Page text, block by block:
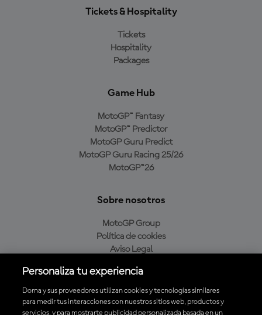
Tickets & Hospitality
Tickets
Hospitality
Packages
Game Hub
MotoGP™ Fantasy
MotoGP™ Predictor
MotoGP Guru Predict
MotoGP Guru Racing 25/26
MotoGP™26
Sobre nosotros
MotoGP Group
Política de cookies
Aviso Legal
Política de compra
Personaliza tu experiencia
Dorna y sus proveedores utilizan cookies y tecnologías similares
para medir tus interacciones con nuestros sitios web, productos y
servicios, y para mostrarte publicidad personalizada basada en un